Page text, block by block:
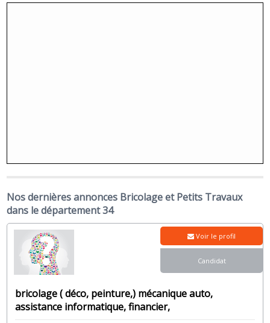
Nos dernières annonces Bricolage et Petits Travaux
dans le département 34
bricolage ( déco, peinture,) mécanique auto,
assistance informatique, financier,
Voir le profil
Candidat